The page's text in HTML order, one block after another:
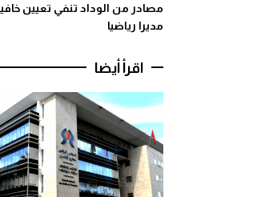
مصادر من الوداد تنفي تعيين خافيير
مديرا رياضيا
اقرأ أيضا